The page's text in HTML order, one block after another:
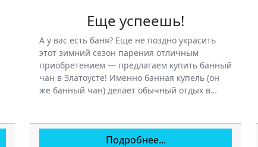
Еще успеешь!
А у вас есть баня? Еще не поздно украсить
этот зимний сезон парения отличным
приобретением — предлагаем купить банный
чан в Златоусте! Именно банная купель (он
же банный чан) делает обычный отдых в…
Подробнее...